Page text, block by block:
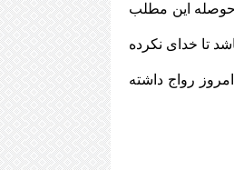
حوصله این مطلب
تا خدای نکرده
رواج داشته